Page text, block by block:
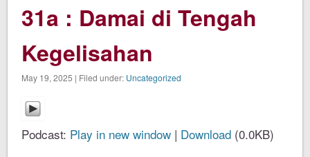
31a : Damai di Tengah
Kegelisahan
May 19, 2025 | Filed under: Uncategorized
Podcast: Play in new window | Download (0.0KB)